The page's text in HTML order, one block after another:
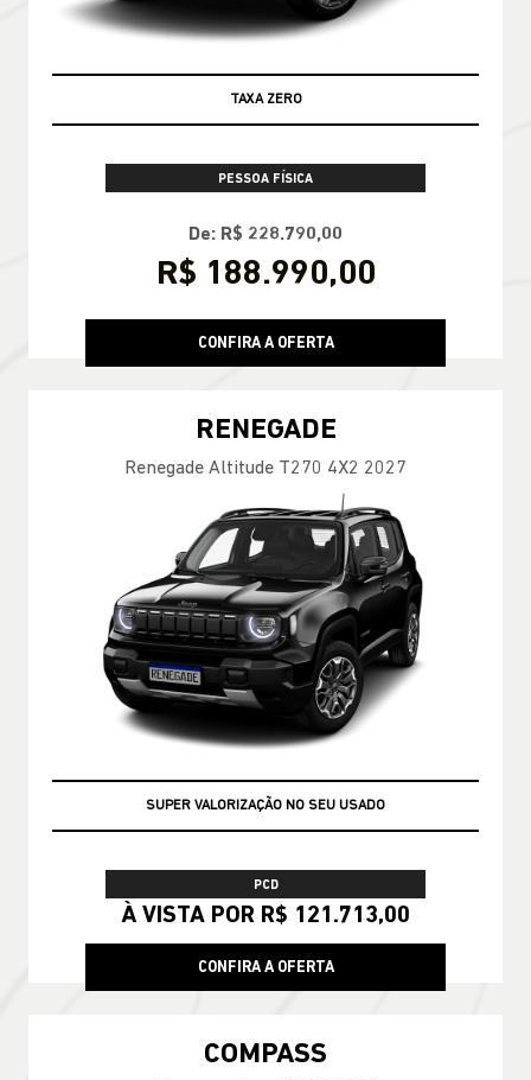
TAXA ZERO
PESSOA FÍSICA
De: R$ 228.790,00
R$ 188.990,00
CONFIRA A OFERTA
RENEGADE
Renegade Altitude T270 4X2 2027
SUPER VALORIZAÇÃO NO SEU USADO
PCD
À VISTA POR R$ 121.713,00
CONFIRA A OFERTA
COMPASS